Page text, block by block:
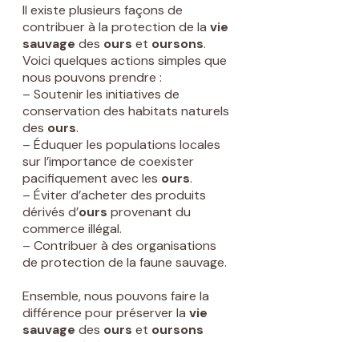
Il existe plusieurs façons de
contribuer à la protection de la vie
sauvage des ours et oursons.
Voici quelques actions simples que
nous pouvons prendre :
– Soutenir les initiatives de
conservation des habitats naturels
des ours.
– Éduquer les populations locales
sur l’importance de coexister
pacifiquement avec les ours.
– Éviter d’acheter des produits
dérivés d’ours provenant du
commerce illégal.
– Contribuer à des organisations
de protection de la faune sauvage.
Ensemble, nous pouvons faire la
différence pour préserver la vie
sauvage des ours et oursons